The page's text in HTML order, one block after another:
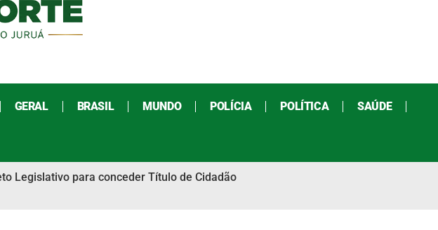
GERAL BRASIL MUNDO POLÍCIA POLÍTICA SAÚDE
Legislativo para conceder Título de Cidadão